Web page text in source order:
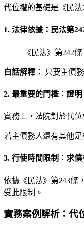
代位權的基礎是《民
1. 法律依據：民法第
《民法》第242
白話解釋： 只要主債
2. 最重要的門檻：證明
實務上，法院對於代
若主債務人還有其他
3. 行使時間限制：求償
依據《民法》第243條
受此限制。
實務案例解析：代